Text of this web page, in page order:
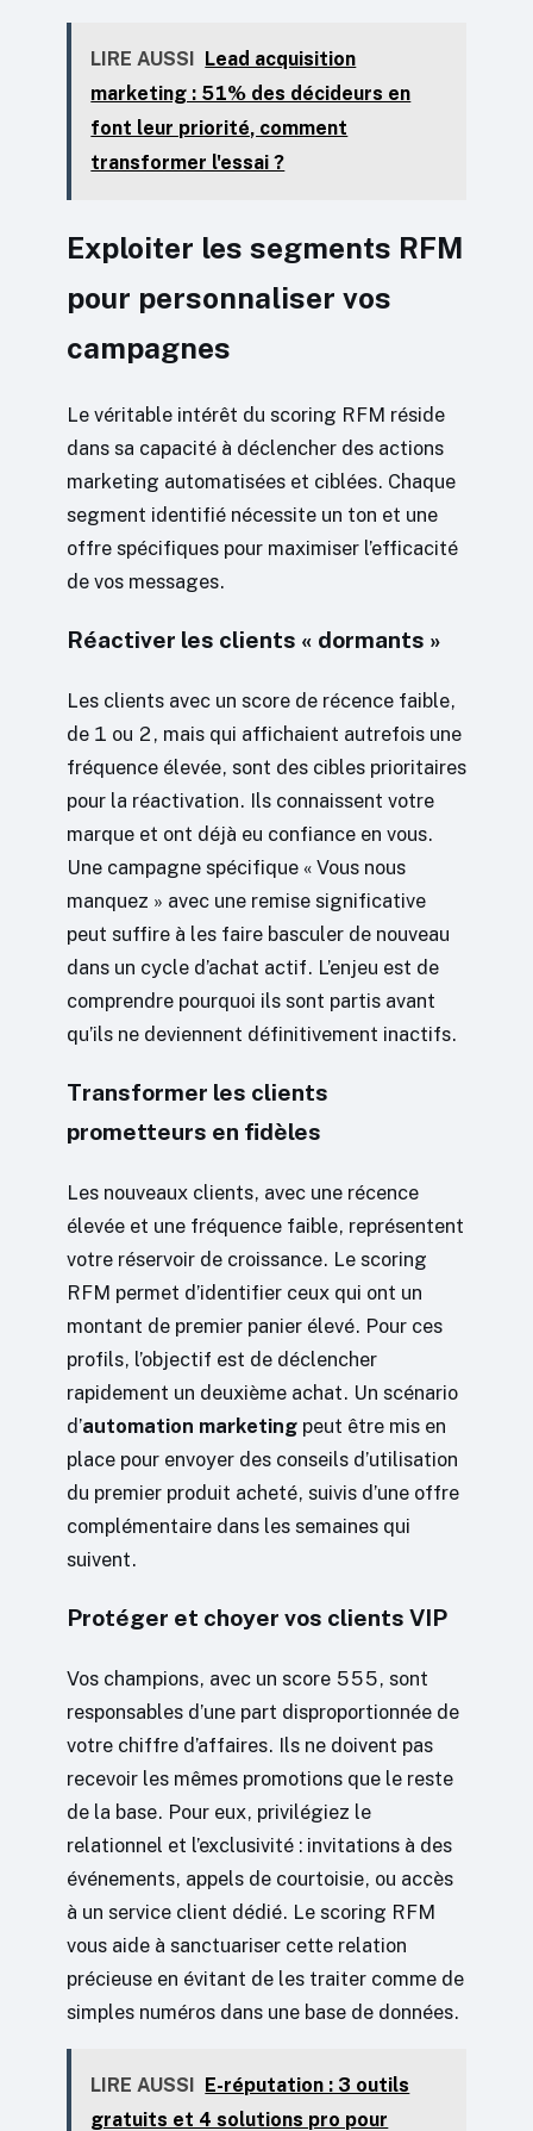
LIRE AUSSI
Lead acquisition
marketing : 51% des décideurs en
font leur priorité, comment
transformer l'essai ?
Exploiter les segments RFM
pour personnaliser vos
campagnes
Le véritable intérêt du scoring RFM réside
dans sa capacité à déclencher des actions
marketing automatisées et ciblées. Chaque
segment identifié nécessite un ton et une
offre spécifiques pour maximiser l’efficacité
de vos messages.
Réactiver les clients « dormants »
Les clients avec un score de récence faible,
de 1 ou 2, mais qui affichaient autrefois une
fréquence élevée, sont des cibles prioritaires
pour la réactivation. Ils connaissent votre
marque et ont déjà eu confiance en vous.
Une campagne spécifique « Vous nous
manquez » avec une remise significative
peut suffire à les faire basculer de nouveau
dans un cycle d’achat actif. L’enjeu est de
comprendre pourquoi ils sont partis avant
qu’ils ne deviennent définitivement inactifs.
Transformer les clients
prometteurs en fidèles
Les nouveaux clients, avec une récence
élevée et une fréquence faible, représentent
votre réservoir de croissance. Le scoring
RFM permet d’identifier ceux qui ont un
montant de premier panier élevé. Pour ces
profils, l’objectif est de déclencher
rapidement un deuxième achat. Un scénario
d’automation marketing peut être mis en
place pour envoyer des conseils d’utilisation
du premier produit acheté, suivis d’une offre
complémentaire dans les semaines qui
suivent.
Protéger et choyer vos clients VIP
Vos champions, avec un score 555, sont
responsables d’une part disproportionnée de
votre chiffre d’affaires. Ils ne doivent pas
recevoir les mêmes promotions que le reste
de la base. Pour eux, privilégiez le
relationnel et l’exclusivité : invitations à des
événements, appels de courtoisie, ou accès
à un service client dédié. Le scoring RFM
vous aide à sanctuariser cette relation
précieuse en évitant de les traiter comme de
simples numéros dans une base de données.
LIRE AUSSI E-réputation : 3 outils
gratuits et 4 solutions pro pour